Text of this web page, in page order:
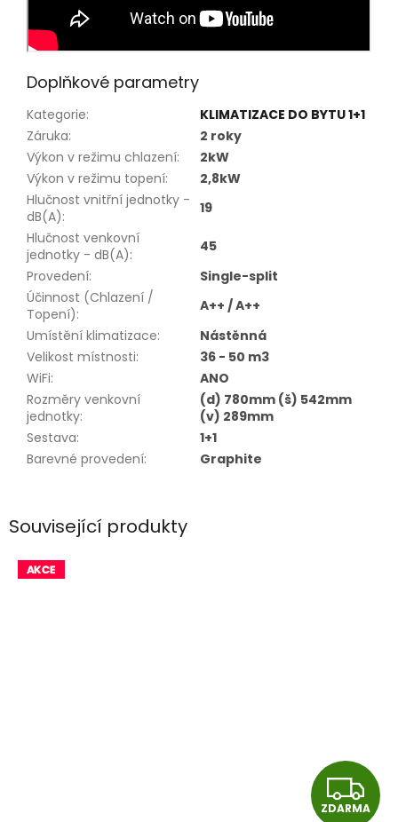
Související produkty
Z
ZDARMA
Doplňkové parametry
Kategorie:
KLIMATIZACE DO BYTU 1+1
Záruka:
2 roky
Výkon v režimu chlazení:
2kW
Výkon v režimu topení:
2,8kW
Hlučnost vnitřní jednotky -
dB(A):
19
Hlučnost venkovní
jednotky - dB(A):
45
Provedení:
Single-split
Účinnost (Chlazení /
Topení):
A++ / A++
Umístění klimatizace:
Nástěnná
Velikost místnosti:
36 - 50 m3
WiFi:
ANO
Rozměry venkovní
jednotky:
(d) 780mm (š) 542mm
(v) 289mm
Sestava:
1+1
Barevné provedení: Graphite